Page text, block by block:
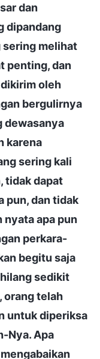
dan
dipandang
sering melihat
penting, dan
oleh
bergulirnya
dewasanya
karena
sering kali
tidak dapat
pun, dan tidak
nyata apa pun
perkara-
begitu saja
sedikit
orang telah
untuk diperiksa
Nya. Apa